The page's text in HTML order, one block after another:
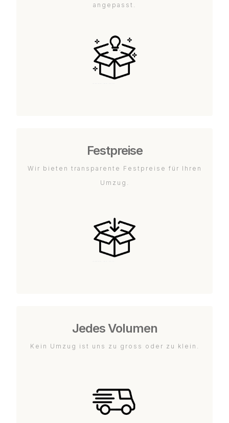
angepasst.
Festpreise
Wir bieten transparente Festpreise für Ihren
Umzug.
Jedes Volumen
Kein Umzug ist uns zu gross oder zu klein.